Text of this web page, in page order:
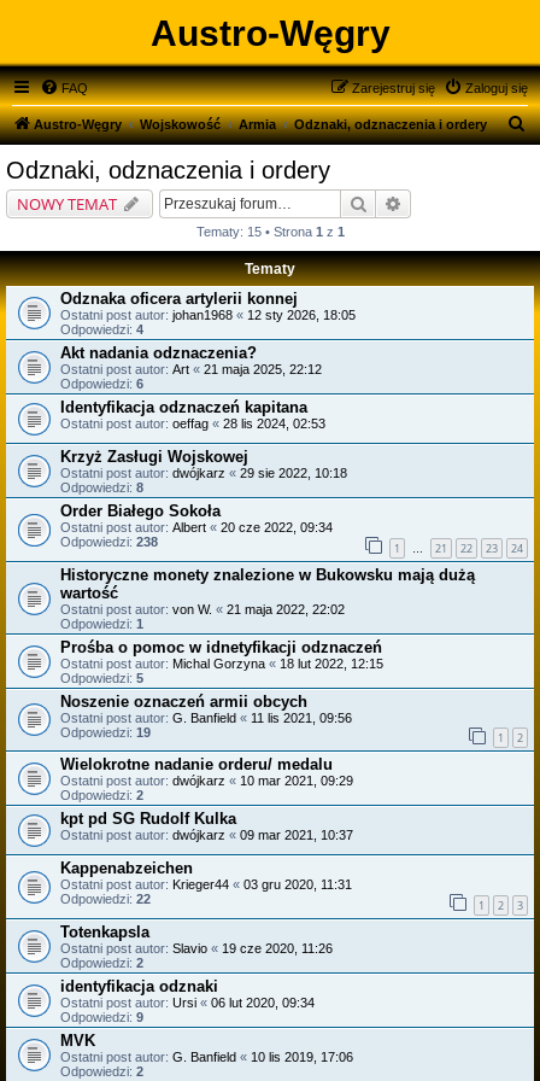
Austro-Węgry
FAQ Zaloguj się
Zarejestruj się
Austro-Węgry Wojskowość Armia Odznaki, odznaczenia i ordery
S
j
Odznaki, odznaczenia i ordery
NOWY TEMAT Szukaj
Tematy: 15 • Strona 1 z 1
Tematy
Odznaka oficera artylerii konnej
Ostatni post autor: johan1968 « 12 sty 2026, 18:05
Odpowiedzi: 4
Akt nadania odznaczenia?
Ostatni post autor: Art « 21 maja 2025, 22:12
Odpowiedzi: 6
Identyfikacja odznaczeń kapitana
Ostatni post autor: oeffag « 28 lis 2024, 02:53
Krzyż Zasługi Wojskowej
Ostatni post autor: dwójkarz « 29 sie 2022, 10:18
Odpowiedzi: 8
Order Białego Sokoła
Ostatni post autor: Albert « 20 cze 2022, 09:34
Odpowiedzi: 238 1 … 21 22 23 24
Historyczne monety znalezione w Bukowsku mają dużą
wartość
Ostatni post autor: von W. « 21 maja 2022, 22:02
Odpowiedzi: 1
Prośba o pomoc w idnetyfikacji odznaczeń
Ostatni post autor: Michal Gorzyna « 18 lut 2022, 12:15
Odpowiedzi: 5
Noszenie oznaczeń armii obcych
Ostatni post autor: G. Banfield « 11 lis 2021, 09:56
Odpowiedzi: 19 1 2
Wielokrotne nadanie orderu/ medalu
Ostatni post autor: dwójkarz « 10 mar 2021, 09:29
Odpowiedzi: 2
kpt pd SG Rudolf Kulka
Ostatni post autor: dwójkarz « 09 mar 2021, 10:37
Kappenabzeichen
Ostatni post autor: Krieger44 « 03 gru 2020, 11:31
Odpowiedzi: 22 1 2 3
Totenkapsla
Ostatni post autor: Slavio « 19 cze 2020, 11:26
Odpowiedzi: 2
identyfikacja odznaki
Ostatni post autor: Ursi « 06 lut 2020, 09:34
Odpowiedzi: 9
MVK
Ostatni post autor: G. Banfield « 10 lis 2019, 17:06
Odpowiedzi: 2